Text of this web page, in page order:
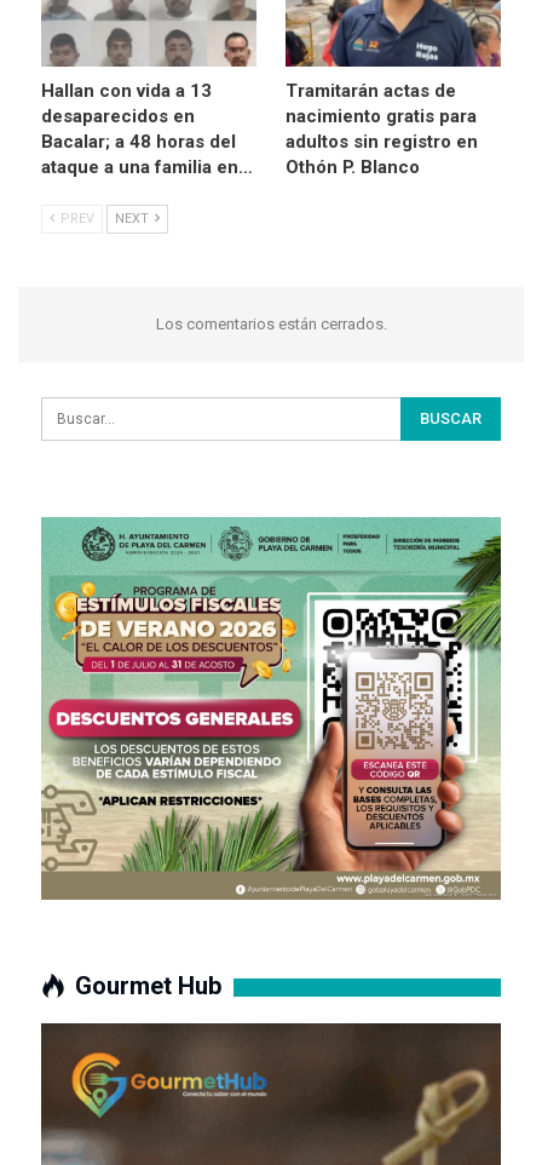
Hallan con vida a 13
desaparecidos en
Bacalar; a 48 horas del
ataque a una familia en…
Tramitarán actas de
nacimiento gratis para
adultos sin registro en
Othón P. Blanco
PREV NEXT
Los comentarios están cerrados.
Gourmet Hub